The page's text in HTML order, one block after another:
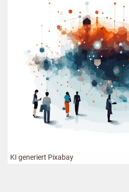
KI generiert Pixabay